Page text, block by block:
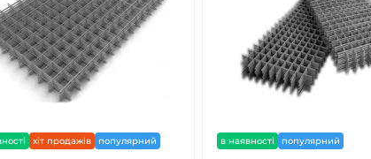
хіт продажів популярний в наявності популярний